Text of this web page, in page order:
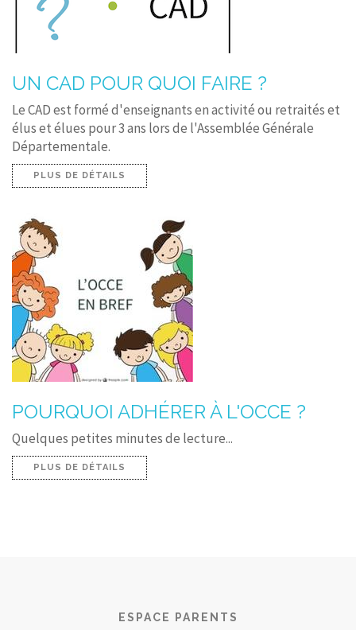
UN CAD POUR QUOI FAIRE ?
Le CAD est formé d'enseignants en activité ou retraités et
élus et élues pour 3 ans lors de l'Assemblée Générale
Départementale.
PLUS DE DÉTAILS
POURQUOI ADHÉRER À L'OCCE ?
Quelques petites minutes de lecture...
PLUS DE DÉTAILS
ESPACE PARENTS